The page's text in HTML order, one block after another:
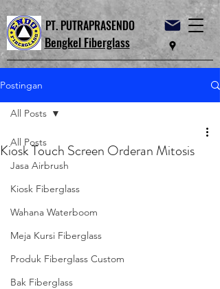
PT. PUTRAPRASENDO
Bengkel Fiberglass
Postingan
All Posts
Jasa Airbrush
Kiosk Fiberglass
Wahana Waterboom
Meja Kursi Fiberglass
Produk Fiberglass Custom
Bak Fiberglass
All Posts
Kiosk Touch Screen Orderan Mitosis